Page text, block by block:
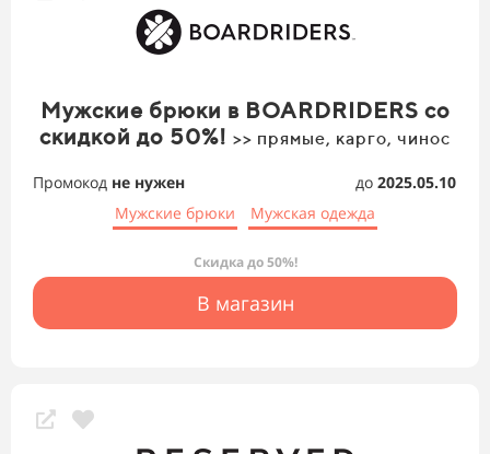
Мужские брюки в BOARDRIDERS со
скидкой до 50%! >> прямые, карго, чинос
Промокод не нужен до 2025.05.10
Мужские брюки
Мужская одежда
Скидка до 50%!
В магазин